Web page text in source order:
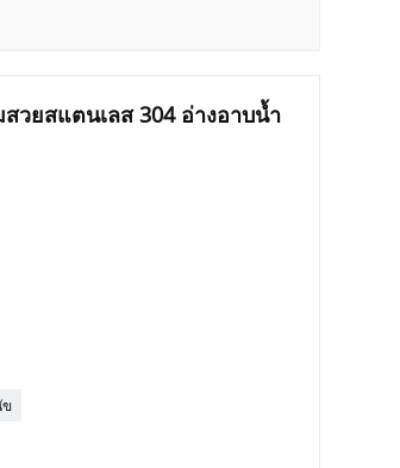
วยสแตนเลส 304 อ่างอาบน้ำ